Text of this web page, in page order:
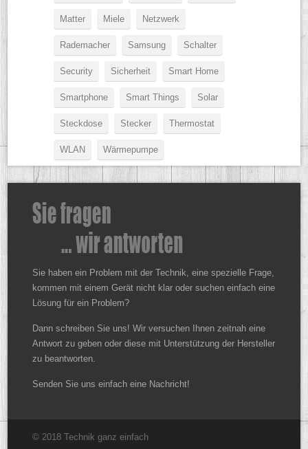
Matter Miele Netzwerk
Rademacher Samsung Schalter
Security Sicherheit Smart Home
Smartphone Smart Things Solar
Steckdose Stecker Thermostat
WLAN Wärmepumpe
Sie haben ein Problem mit der Technik, eine spezielle Frage,
kommen mit einem Gerät nicht klar oder suchen einfach eine
Lösung für ein Problem?
Dann schreiben Sie uns! Wir versuchen Ihnen zeitnah eine
Antwort zu geben oder diese mit Unterstützung der Hersteller
zu beantworten.
Senden Sie uns einfach eine Nachricht!
© 2018 Technik ganz einfach